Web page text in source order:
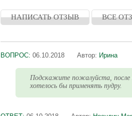
НАПИСАТЬ ОТЗЫВ ВСЕ
ВОПРОС: 06.10.2018 Автор: Ирина
Подскажите пожалуйста, после
хотелось бы применять пудру.